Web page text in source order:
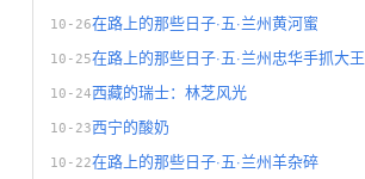
10-26在路上的那些日子·五·兰州黄河蜜
10-25在路上的那些日子·五·兰州忠华手抓大王
10-24西藏的瑞士：林芝风光
10-23西宁的酸奶
10-22在路上的那些日子·五·兰州羊杂碎